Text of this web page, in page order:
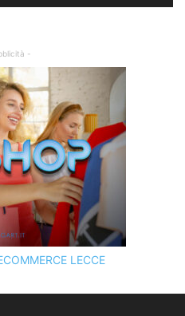
-
LECCE
DIKINGART.IT